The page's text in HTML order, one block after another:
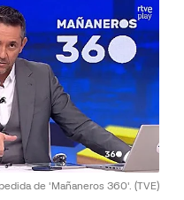
de 'Mañaneros 360'. (TVE)